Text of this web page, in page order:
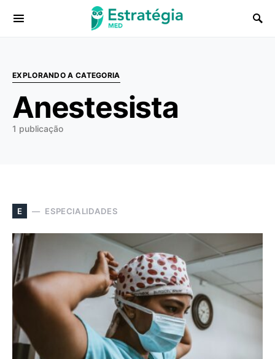
Procurar:
EXPLORANDO A CATEGORIA
Anestesista
1 publicação
E ESPECIALIDADES